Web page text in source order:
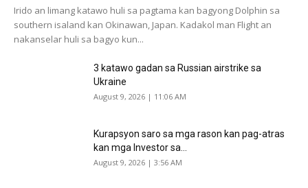
Irido an limang katawo huli sa pagtama kan bagyong Dolphin sa
southern isaland kan Okinawan, Japan. Kadakol man Flight an
nakanselar huli sa bagyo kun...
3 katawo gadan sa Russian airstrike sa
Ukraine
August 9, 2026 | 11:06 AM
Kurapsyon saro sa mga rason kan pag-atras
kan mga Investor sa...
August 9, 2026 | 3:56 AM